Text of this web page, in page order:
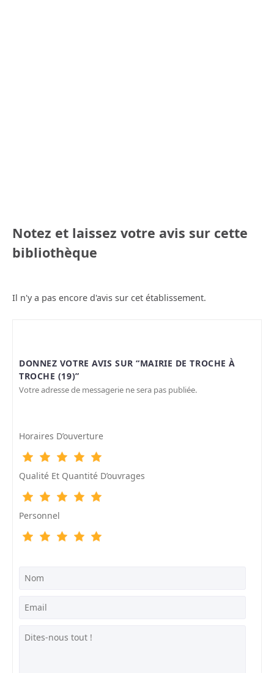
Notez et laissez votre avis sur cette
bibliothèque
Il n'y a pas encore d'avis sur cet établissement.
DONNEZ VOTRE AVIS SUR “MAIRIE DE TROCHE À
TROCHE (19)”
Votre adresse de messagerie ne sera pas publiée.
Horaires D’ouverture
Qualité Et Quantité D’ouvrages
Personnel